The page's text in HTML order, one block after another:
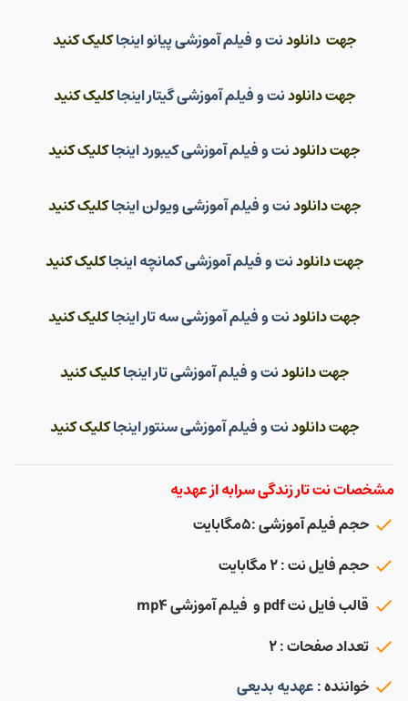
جهت دانلودنت و فیلم آموزشی پیانو اینجاکلیک کنید
جهت دانلودنت و فیلم آموزشی گیتار اینجاکلیک کنید
جهت دانلودنت و فیلم آموزشی کیبورد اینجاکلیک کنید
جهت دانلودنت و فیلم آموزشی ویولن اینجاکلیک کنید
جهت دانلودنت و فیلم آموزشی کمانچه اینجاکلیک کنید
جهت دانلودنت و فیلم آموزشی سه تار اینجاکلیک کنید
جهت دانلودنت و فیلم آموزشی تار اینجاکلیک کنید
جهت دانلودنت و فیلم آموزشی سنتور اینجاکلیک کنید
مشخصات نت تار زندگی سرابه از عهدیه
حجم فیلم آموزشی :۵مگابایت
حجم فایل نت : ۲ مگابایت
قالب فایل نت pdf و فیلم آموزشی mp4
تعداد صفحات : ۲
خواننده :عهدیه بدیعی